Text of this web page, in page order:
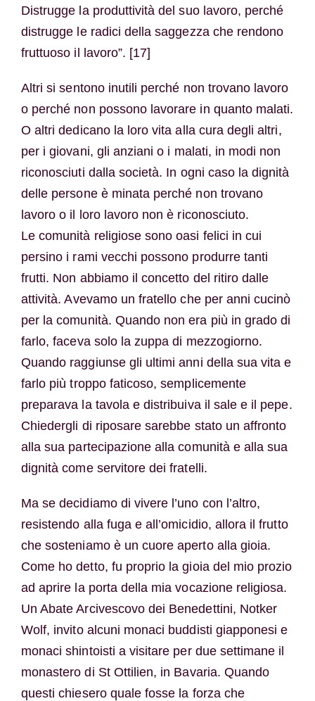
Distrugge la produttività del suo lavoro, perché
distrugge le radici della saggezza che rendono
fruttuoso il lavoro”. [17]
Altri si sentono inutili perché non trovano lavoro
o perché non possono lavorare in quanto malati.
O altri dedicano la loro vita alla cura degli altri,
per i giovani, gli anziani o i malati, in modi non
riconosciuti dalla società. In ogni caso la dignità
delle persone è minata perché non trovano
lavoro o il loro lavoro non è riconosciuto.
Le comunità religiose sono oasi felici in cui
persino i rami vecchi possono produrre tanti
frutti. Non abbiamo il concetto del ritiro dalle
attività. Avevamo un fratello che per anni cucinò
per la comunità. Quando non era più in grado di
farlo, faceva solo la zuppa di mezzogiorno.
Quando raggiunse gli ultimi anni della sua vita e
farlo più troppo faticoso, semplicemente
preparava la tavola e distribuiva il sale e il pepe.
Chiedergli di riposare sarebbe stato un affronto
alla sua partecipazione alla comunità e alla sua
dignità come servitore dei fratelli.
Ma se decidiamo di vivere l’uno con l’altro,
resistendo alla fuga e all’omicidio, allora il frutto
che sosteniamo è un cuore aperto alla gioia.
Come ho detto, fu proprio la gioia del mio prozio
ad aprire la porta della mia vocazione religiosa.
Un Abate Arcivescovo dei Benedettini, Notker
Wolf, invito alcuni monaci buddisti giapponesi e
monaci shintoisti a visitare per due settimane il
monastero di St Ottilien, in Bavaria. Quando
questi chiesero quale fosse la forza che